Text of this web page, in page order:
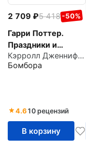
2 709 5 418 -50%
Гарри Поттер.
Праздники и
пиршества.
Официальная книга
Кэрролл Дженнифер
Бомбора
4.610 рецензий
В корзину